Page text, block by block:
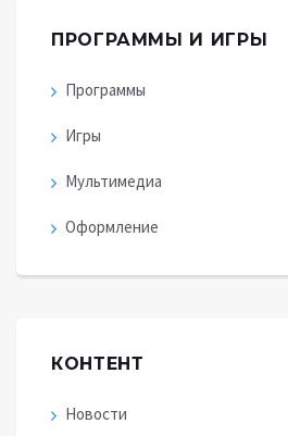
ПРОГРАММЫ И ИГРЫ
Программы
Игры
Мультимедиа
Оформление
КОНТЕНТ
Новости